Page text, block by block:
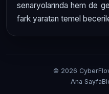
senaryolarında hem de
fark yaratan temel
© 2026
Ana Sayfa